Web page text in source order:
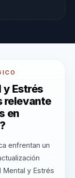
y Estrés
relevante
en
enfrentan un
Mental y Estrés